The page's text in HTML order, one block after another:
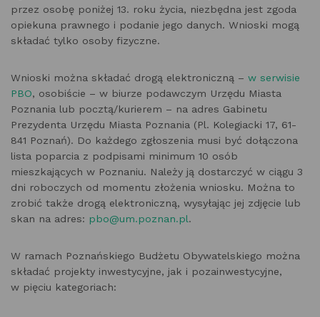
przez osobę poniżej 13. roku życia, niezbędna jest zgoda
opiekuna prawnego i podanie jego danych. Wnioski mogą
składać tylko osoby fizyczne.
Wnioski można składać drogą elektroniczną – w serwisie
PBO, osobiście – w biurze podawczym Urzędu Miasta
Poznania lub pocztą/kurierem – na adres Gabinetu
Prezydenta Urzędu Miasta Poznania (Pl. Kolegiacki 17, 61-
841 Poznań). Do każdego zgłoszenia musi być dołączona
lista poparcia z podpisami minimum 10 osób
mieszkających w Poznaniu. Należy ją dostarczyć w ciągu 3
dni roboczych od momentu złożenia wniosku. Można to
zrobić także drogą elektroniczną, wysyłając jej zdjęcie lub
skan na adres: pbo@um.poznan.pl.
W ramach Poznańskiego Budżetu Obywatelskiego można
składać projekty inwestycyjne, jak i pozainwestycyjne,
w pięciu kategoriach: